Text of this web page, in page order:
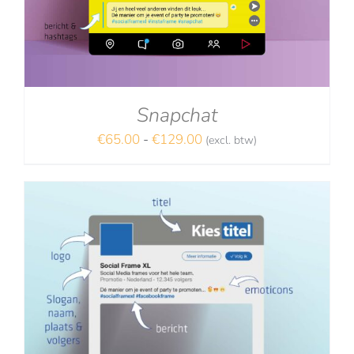
Snapchat
€65.00 - €129.00Prijsklasse:
tot
(excl. btw)